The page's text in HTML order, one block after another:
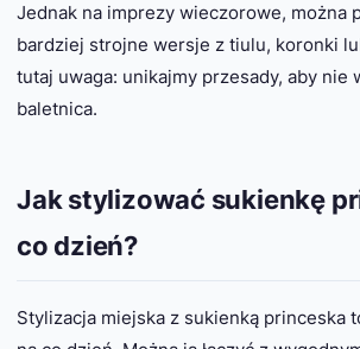
Jednak na imprezy wieczorowe, można
bardziej strojne wersje z tiulu, koronki
tutaj uwaga: unikajmy przesady, aby nie
baletnica.
Jak stylizować sukienkę
co dzień?
Stylizacja miejska z sukienką princeska